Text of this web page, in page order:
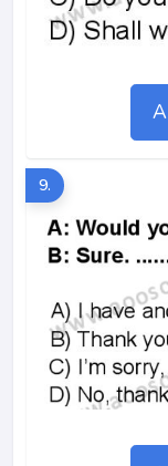
A
9.